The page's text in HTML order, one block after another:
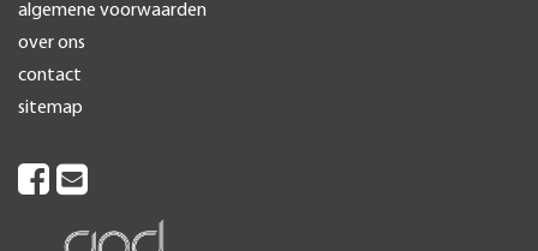
algemene voorwaarden
over ons
contact
sitemap